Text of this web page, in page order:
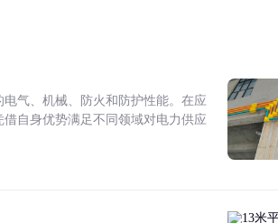
气、机械、防火和防护性能。在应
自身优势满足不同领域对电力供应